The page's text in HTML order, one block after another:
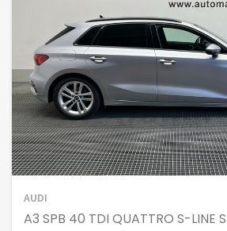
AUDI
A3 SPB 40 TDI QUATTRO S-LINE